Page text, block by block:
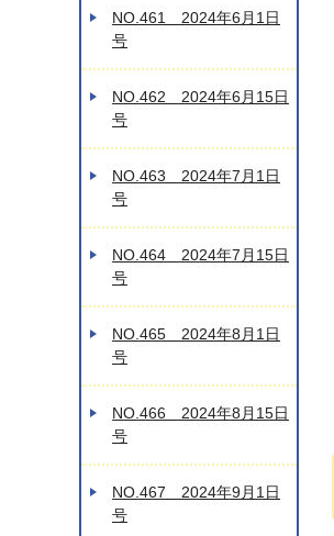
NO.461 2024年6月1日
号
NO.462 2024年6月15日
号
NO.463 2024年7月1日
号
NO.464 2024年7月15日
号
NO.465 2024年8月1日
号
NO.466 2024年8月15日
号
NO.467 2024年9月1日
号